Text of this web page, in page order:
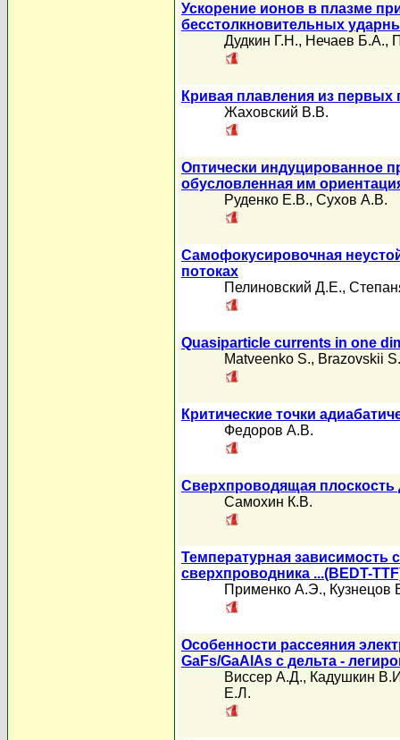
Ускорение ионов в плазме
бесстолкновительных
Дудкин Г.Н., Нечаев Б.А.,
Кривая плавления из первых
Жаховский В.В.
Оптически индуцированное
обусловленная им
Руденко Е.В., Сухов А.В.
Самофокусировочная
потоках
Пелиновский Д.Е.,
Quasiparticle currents in one
Matveenko S., Brazovskii S.
Критические точки
Федоров А.В.
Сверхпроводящая
Самохин К.В.
Температурная зависимость
сверхпроводника ...(BEDT-
Применко А.Э., Кузнецов
Особенности рассеяния
GaFs/GaAlAs c дельта -
Виссер А.Д., Кадушкин
Е.Л.